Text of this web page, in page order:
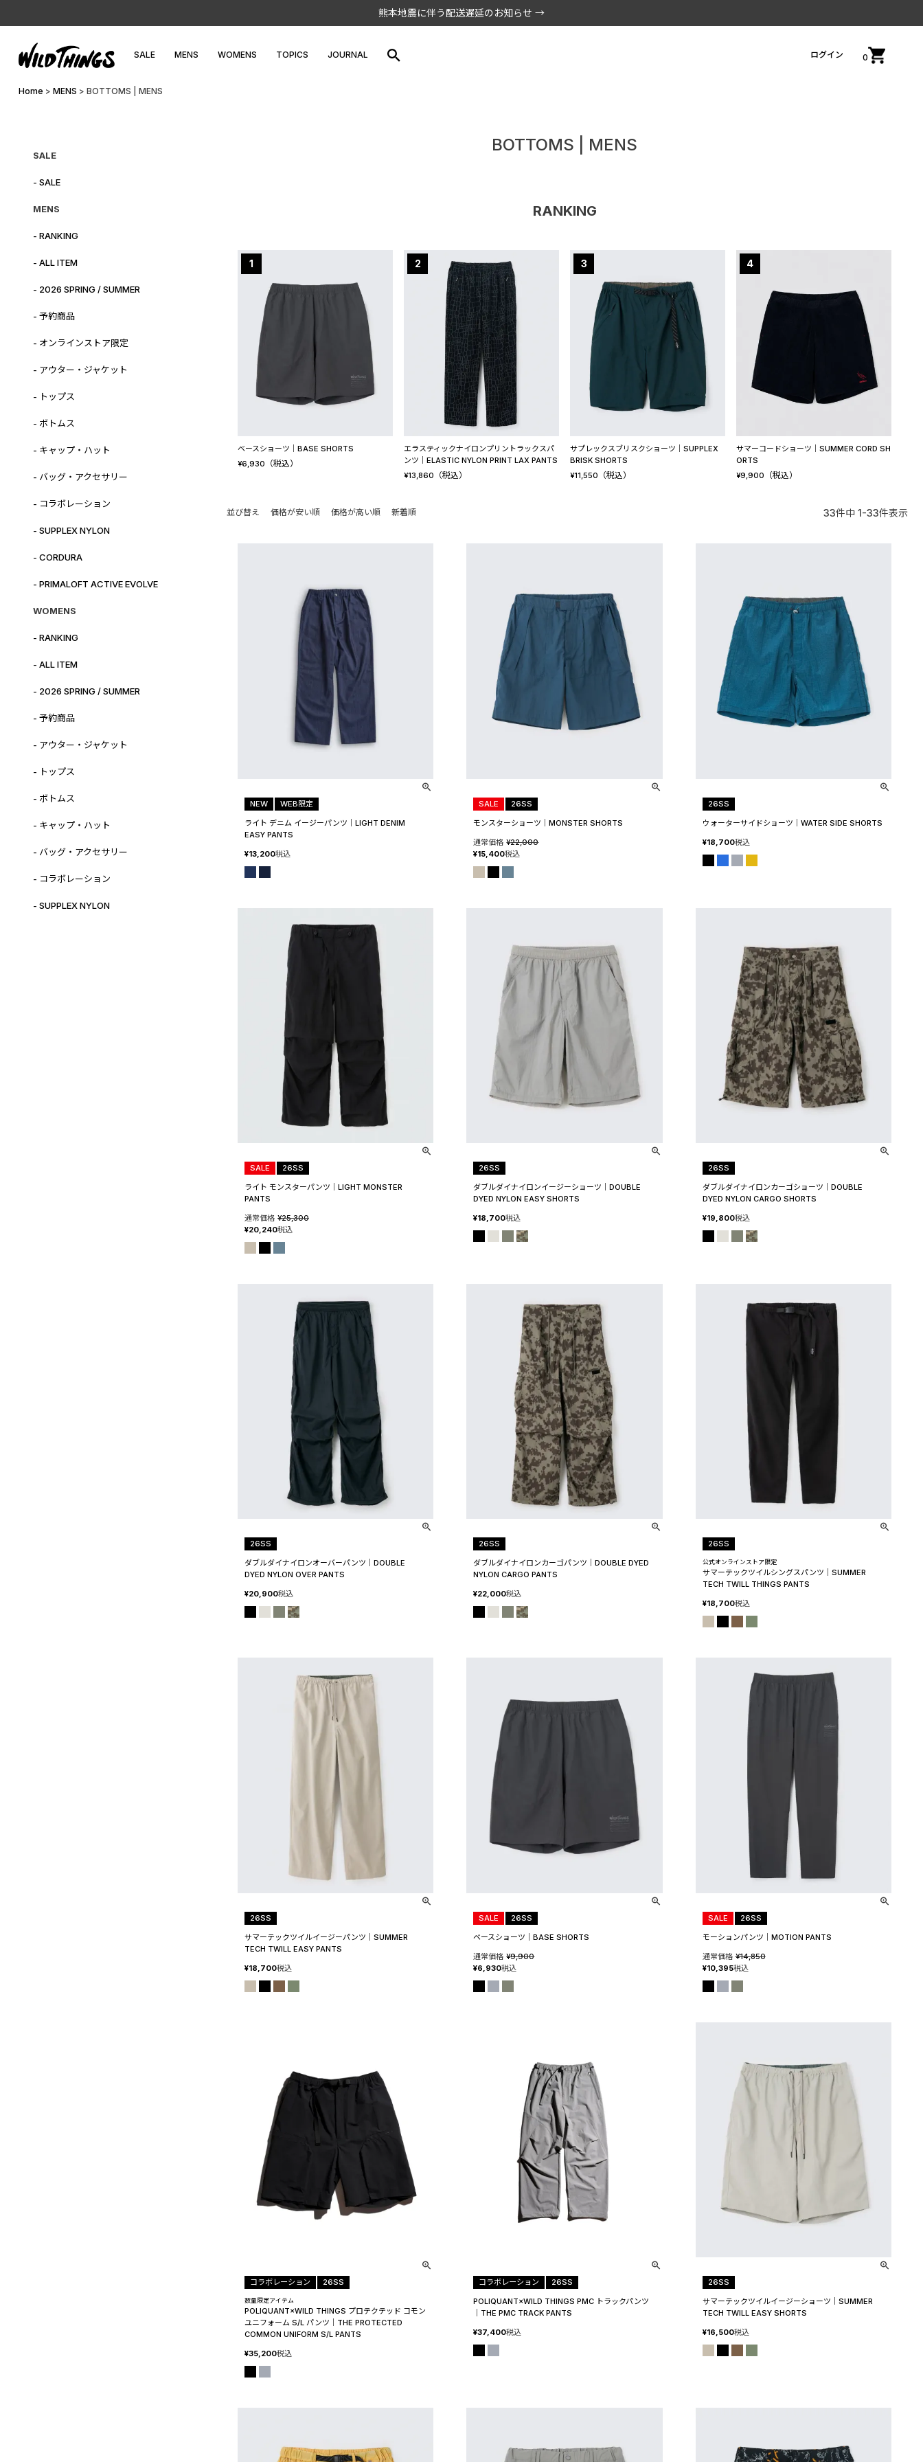
熊本地震に伴う配送遅延のお知らせ →
SALE MENS WOMENS TOPICS JOURNAL ログイン 0
Home MENS BOTTOMS | MENS
SALE
- SALE
MENS
- RANKING
- ALL ITEM
- 2026 SPRING / SUMMER
- 予約商品
- オンラインストア限定
- アウター・ジャケット
- トップス
- ボトムス
- キャップ・ハット
- バッグ・アクセサリー
- コラボレーション
- SUPPLEX NYLON
- CORDURA
- PRIMALOFT ACTIVE EVOLVE
WOMENS
- RANKING
- ALL ITEM
- 2026 SPRING / SUMMER
- 予約商品
- アウター・ジャケット
- トップス
- ボトムス
- キャップ・ハット
- バッグ・アクセサリー
- コラボレーション
- SUPPLEX NYLON
BOTTOMS | MENS
RANKING
1
ベースショーツ│BASE SHORTS
¥6,930 （税込）
2
エラスティックナイロンプリントラックスパ
ンツ│ELASTIC NYLON PRINT LAX PANTS
¥13,860 （税込）
3
サプレックスブリスクショーツ│SUPPLEX
BRISK SHORTS
¥11,550 （税込）
4
サマーコードショーツ│SUMMER CORD SH
ORTS
¥9,900 （税込）
並び替え 価格が安い順 価格が高い順 新着順 33件中 1-33件表示
ライト デニム イージーパンツ│LIGHT DENIM
EASY PANTS
NEW WEB限定
¥13,200税込
モンスターショーツ│MONSTER SHORTS
SALE 26SS
通常価格 ¥22,000
¥15,400税込
ウォーターサイドショーツ│WATER SIDE SHORTS
26SS
¥18,700税込
ライト モンスターパンツ│LIGHT MONSTER
PANTS
SALE 26SS
通常価格 ¥25,300
¥20,240税込
ダブルダイナイロンイージーショーツ│DOUBLE
DYED NYLON EASY SHORTS
26SS
¥18,700税込
ダブルダイナイロンカーゴショーツ│DOUBLE
DYED NYLON CARGO SHORTS
26SS
¥19,800税込
ダブルダイナイロンオーバーパンツ│DOUBLE
DYED NYLON OVER PANTS
26SS
¥20,900税込
ダブルダイナイロンカーゴパンツ│DOUBLE DYED
NYLON CARGO PANTS
26SS
¥22,000税込
公式オンラインストア限定
サマーテックツイルシングスパンツ│SUMMER
TECH TWILL THINGS PANTS
26SS
¥18,700税込
サマーテックツイルイージーパンツ│SUMMER
TECH TWILL EASY PANTS
26SS
¥18,700税込
ベースショーツ│BASE SHORTS
SALE 26SS
通常価格 ¥9,900
¥6,930税込
モーションパンツ│MOTION PANTS
SALE 26SS
通常価格 ¥14,850
¥10,395税込
数量限定アイテム
POLIQUANT×WILD THINGS プロテクテッド コモン
ユニフォーム S/L パンツ│THE PROTECTED
COMMON UNIFORM S/L PANTS
コラボレーション 26SS
¥35,200税込
POLIQUANT×WILD THINGS PMC トラックパンツ
│THE PMC TRACK PANTS
コラボレーション 26SS
¥37,400税込
サマーテックツイルイージーショーツ│SUMMER
TECH TWILL EASY SHORTS
26SS
¥16,500税込